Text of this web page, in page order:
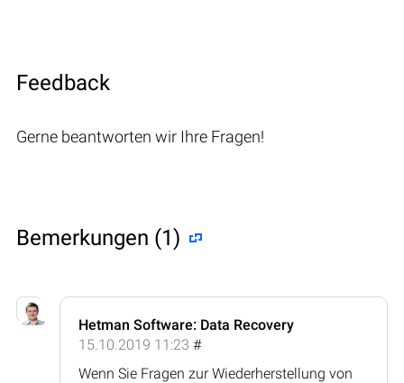
Feedback
Gerne beantworten wir Ihre Fragen!
Bemerkungen (1)
Hetman Software: Data Recovery
15.10.2019 11:23 #
Wenn Sie Fragen zur Wiederherstellung von